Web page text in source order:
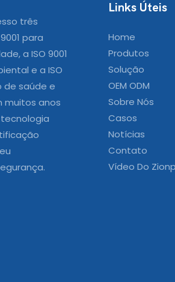
três
para
a ISO 9001
e a ISO
de saúde e
muitos anos
Links Úteis
Home
Produtos
Solução
OEM ODM
Sobre Nós
Casos
Notícias
Contato
Vídeo Do